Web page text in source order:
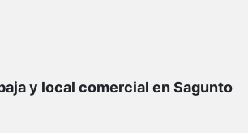
l
y local comercial en Sagunto